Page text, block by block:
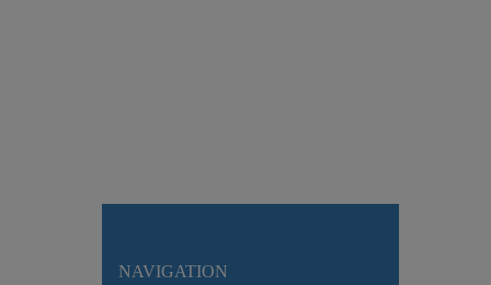
NAVIGATION